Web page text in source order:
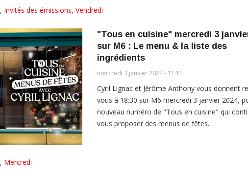
, Invités des émissions, Vendredi
"Tous en cuisine" mercredi 3
sur M6 : Le menu & la liste des
ingrédients
mercredi 3 janvier 2024 - 11:11
Cyril Lignac et Jérôme Anthony vous donnent
vous à 18:30 sur M6 mercredi 3 janvier 2024,
nouveau numéro de "Tous en cuisine" qui
vous proposer des menus de fêtes.
, Mercredi